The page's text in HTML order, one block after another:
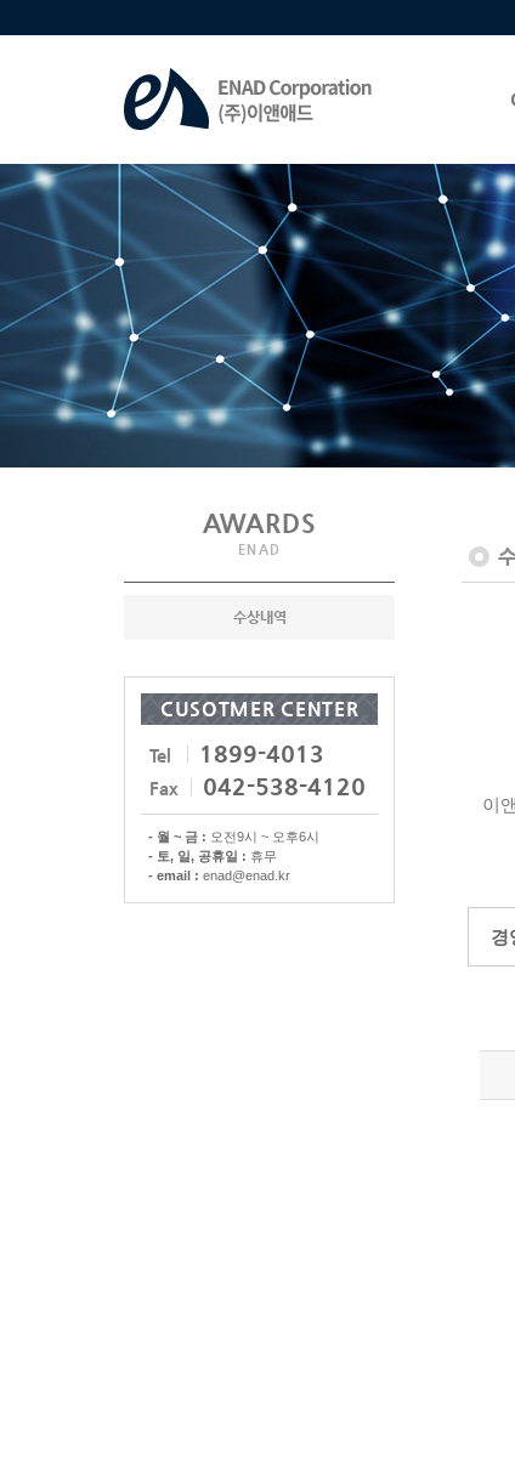
AWARDS
ENAD
수상내역
CUSOTMER CENTER
Tel 1899-4013
Fax 042-538-4120
- 월 ~ 금 : 오전9시 ~ 오후6시
- 토, 일, 공휴일 : 휴무
- email : enad@enad.kr
이
경